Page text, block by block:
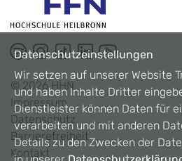
© 2026HHN
Impressum
Datenschutz
Barrierefreiheit
Kontakt
Datenschutzeinstellungen
Wir setzen auf unserer Website
und haben Inhalte Dritter
Dienstleister können Daten für
verarbeiten und mit anderen
Details zu den Zwecken der